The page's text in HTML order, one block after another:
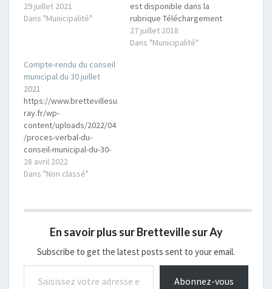
29 juillet 2021
Dans "Municipalité"
est disponible dans la
rubrique Téléchargement
s avec les autres
compte-rendus. L'ordre
27 juillet 2018
Dans "Municipalité"
Compte-rendu du conseil
municipal du 30 juillet
2021
https://www.brettevillesu
ray.fr/wp-
content/uploads/2022/04
/proces-verbal-du-
conseil-municipal-du-30-
juillet-2021.pdf
28 avril 2022
Dans "Non classé"
En savoir plus sur Bretteville sur Ay
Subscribe to get the latest posts sent to your email.
Saisissez votre adresse e-mail…
Abonnez-vous